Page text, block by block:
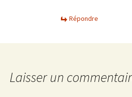
Répondre
Laisser un